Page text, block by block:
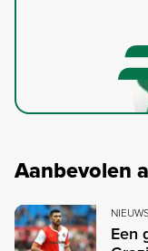
Aanbevolen
Een